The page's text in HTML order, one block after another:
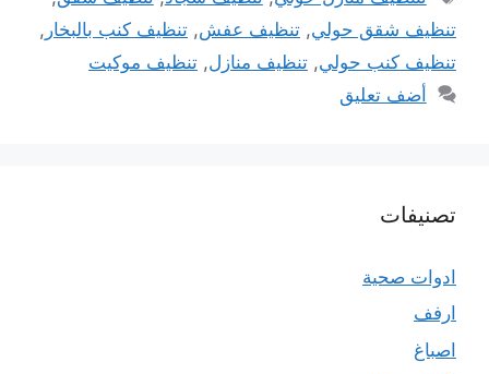
تنظيف شقق حولي, تنظيف عفش, تنظيف كنب بالبخار ,
تنظيف كنب حولي, تنظيف منازل, تنظيف موكيت
أضف تعليق
تصنيفات
ادوات صحية
ارفف
اصباغ